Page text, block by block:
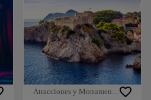
Atracciones y Monumentos